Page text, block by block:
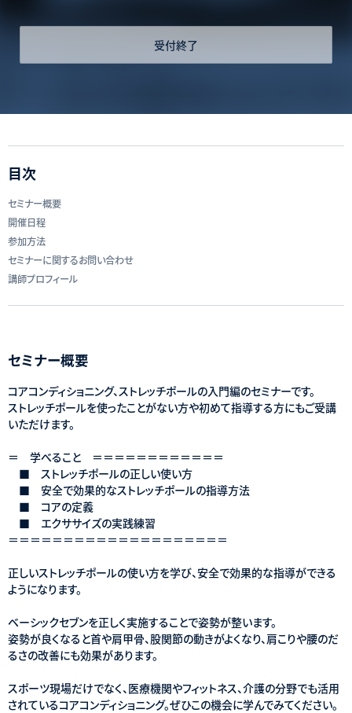
受付終了
目次
セミナー概要
開催日程
参加方法
セミナーに関するお問い合わせ
講師プロフィール
セミナー概要
コアコンディショニング、ストレッチポールの入門編のセミナーです。
ストレッチポールを使ったことがない方や初めて指導する方にもご受講
いただけます。
＝ 学べること ＝＝＝＝＝＝＝＝＝＝＝＝
■ ストレッチポールの正しい使い方
■ 安全で効果的なストレッチポールの指導方法
■ コアの定義
■ エクササイズの実践練習
＝＝＝＝＝＝＝＝＝＝＝＝＝＝＝＝＝＝＝＝
正しいストレッチポールの使い方を学び、安全で効果的な指導ができる
ようになります。
ベーシックセブンを正しく実施することで姿勢が整います。
姿勢が良くなると首や肩甲骨、股関節の動きがよくなり、肩こりや腰のだ
るさの改善にも効果があります。
スポーツ現場だけでなく、医療機関やフィットネス、介護の分野でも活用
されているコアコンディショニング。ぜひこの機会に学んでみてください。